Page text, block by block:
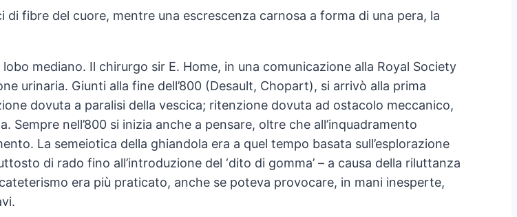
fibre del cuore, mentre una escrescenza carnosa a forma di una pera, la
mediano. Il chirurgo sir E. Home, in una comunicazione alla Royal Society
urinaria. Giunti alla fine dell’800 (Desault, Chopart), si arrivò alla prima
dovuta a paralisi della vescica; ritenzione dovuta ad ostacolo meccanico,
nell’800 si inizia anche a pensare, oltre che all’inquadramento
La semeiotica della ghiandola era a quel tempo basata sull’esplorazione
di rado fino all’introduzione del ‘dito di gomma’ – a causa della riluttanza
era più praticato, anche se poteva provocare, in mani inesperte,